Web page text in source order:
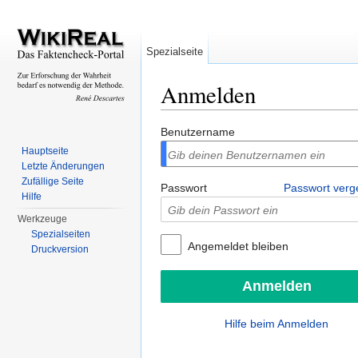
Anmelden
Benutzername
Passwort Passwort
Angemeldet bleiben
Hilfe beim Anmelden
Spezialseite
Hauptseite
Letzte Änderungen
Zufällige Seite
Hilfe
Werkzeuge
Spezialseiten
Druckversion